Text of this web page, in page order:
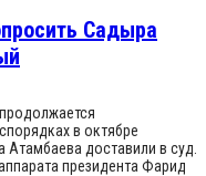
Садыра
в октябре
доставили в суд.
президента Фарид